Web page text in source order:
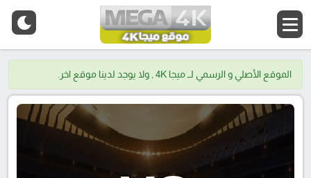
الموقع الأصلي و الرسمي لــ ميجا 4K , ولا يوجد لدينا موقع اخر.